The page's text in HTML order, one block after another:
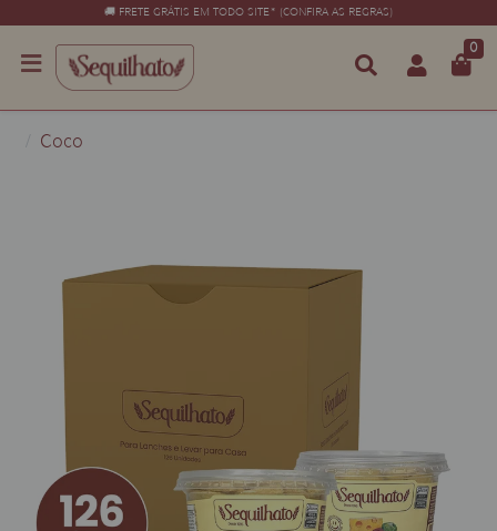
🚚 FRETE GRÁTIS EM TODO SITE* (CONFIRA AS REGRAS)
0
Coco